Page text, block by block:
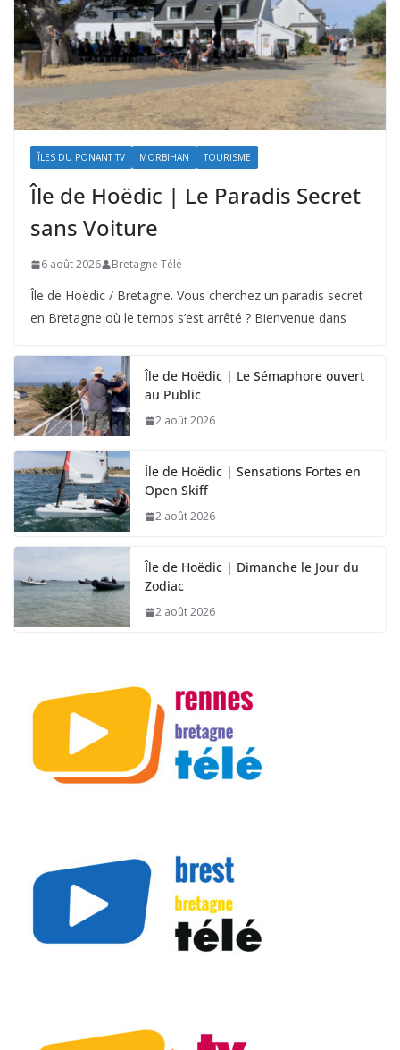
ÎLES DU PONANT TV MORBIHAN TOURISME
Île de Hoëdic | Le Paradis Secret
sans Voiture
6 août 2026 Bretagne Télé
Île de Hoëdic / Bretagne. Vous cherchez un paradis secret
en Bretagne où le temps s’est arrêté ? Bienvenue dans
Île de Hoëdic | Le Sémaphore ouvert
au Public
2 août 2026
Île de Hoëdic | Sensations Fortes en
Open Skiff
2 août 2026
Île de Hoëdic | Dimanche le Jour du
Zodiac
2 août 2026